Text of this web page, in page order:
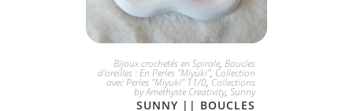
JE L'ADOPTE
Bijoux crochetés en Spirale, Boucles
d'oreilles : En Perles "Miyuki", Collection
avec Perles "Miyuki" 11/0,Collections
by Amethyste Creativity, Sunny
SUNNY || BOUCLES